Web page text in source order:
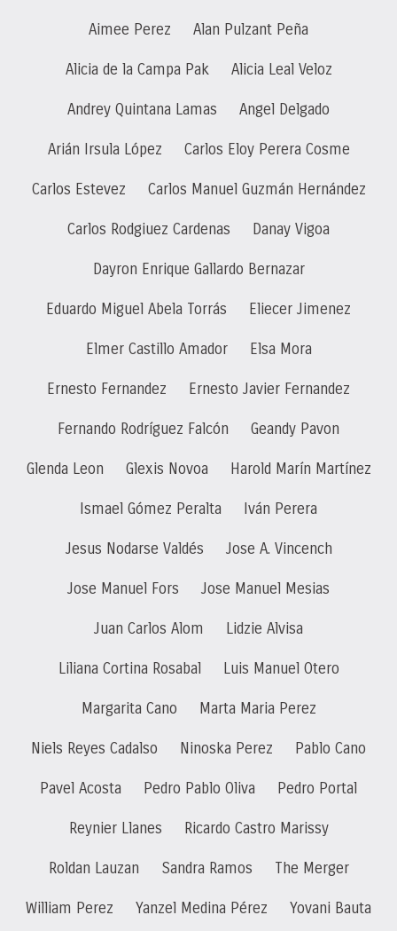
Aimee Perez Alan Pulzant Peña
Alicia de la Campa Pak Alicia Leal Veloz
Andrey Quintana Lamas Angel Delgado
Arián Irsula López Carlos Eloy Perera Cosme
Carlos Estevez Carlos Manuel Guzmán Hernández
Carlos Rodgiuez Cardenas Danay Vigoa
Dayron Enrique Gallardo Bernazar
Eduardo Miguel Abela Torrás Eliecer Jimenez
Elmer Castillo Amador Elsa Mora
Ernesto Fernandez Ernesto Javier Fernandez
Fernando Rodríguez Falcón Geandy Pavon
Glenda Leon Glexis Novoa Harold Marín Martínez
Ismael Gómez Peralta Iván Perera
Jesus Nodarse Valdés Jose A. Vincench
Jose Manuel Fors Jose Manuel Mesias
Juan Carlos Alom Lidzie Alvisa
Liliana Cortina Rosabal Luis Manuel Otero
Margarita Cano Marta Maria Perez
Niels Reyes Cadalso Ninoska Perez Pablo Cano
Pavel Acosta Pedro Pablo Oliva Pedro Portal
Reynier Llanes Ricardo Castro Marissy
Roldan Lauzan Sandra Ramos The Merger
William Perez Yanzel Medina Pérez Yovani Bauta